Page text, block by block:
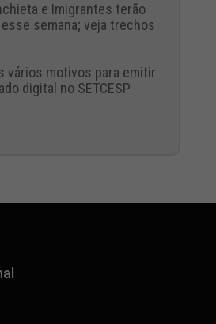
e Imigrantes terão
semana; veja trechos
vários motivos para emitir
digital no SETCESP